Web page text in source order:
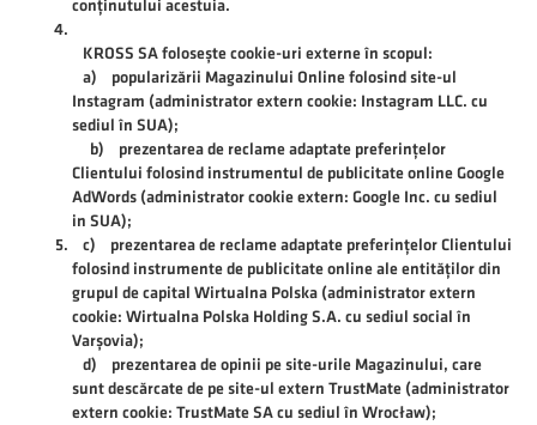
conținutului acestuia.
KROSS SA folosește cookie-uri externe în scopul:
a) popularizării Magazinului Online folosind site-ul
Instagram (administrator extern cookie: Instagram LLC. cu
sediul în SUA);
b) prezentarea de reclame adaptate preferințelor
Clientului folosind instrumentul de publicitate online Google
AdWords (administrator cookie extern: Google Inc. cu sediul
in SUA);
c) prezentarea de reclame adaptate preferințelor Clientului
folosind instrumente de publicitate online ale entităților din
grupul de capital Wirtualna Polska (administrator extern
cookie: Wirtualna Polska Holding S.A. cu sediul social în
Varșovia);
d) prezentarea de opinii pe site-urile Magazinului, care
sunt descărcate de pe site-ul extern TrustMate (administrator
extern cookie: TrustMate SA cu sediul în Wrocław);